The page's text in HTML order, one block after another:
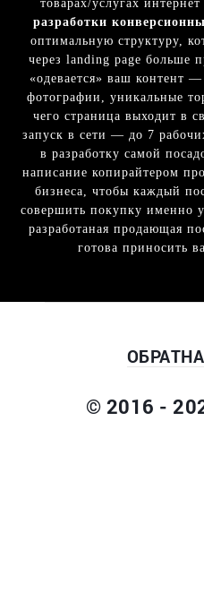
товарах/услугах
разработки
оптимальную структуру,
через landing page больше
«одевается» ваш контент
фотографии, уникальные
чего страница выходит в
запуск в сети — до 7
в разработку самой
написание копирайтером
бизнеса, чтобы каждый
совершить покупку именно у
разработаная продающая
готова приносить
© 2016 -